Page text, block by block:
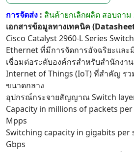
การจัดส่ง : สินค้ายกเลิกผลิต สอบถาม
เอกสารข้อมูลทางเทคนิค
Cisco Catalyst 2960-L Series
Ethernet ที่มีการจัดการอัจฉริยะแล
เชื่อมต่อระดับองค์กรสำหรับสำนักงา
Internet of Things (IoT) ที่สำคัญ รว
ขนาดกลาง
อุปกรณ์กระจายสัญญาณ Switch layer
Capacity in millions of packets
Mpps
Switching capacity in gigabits per
Gbps